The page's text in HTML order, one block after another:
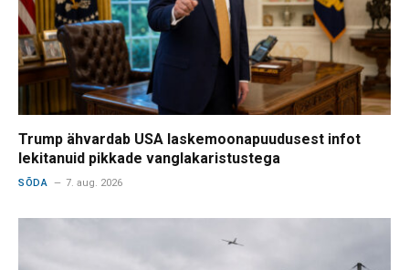
Trump ähvardab USA laskemoonapuudusest infot
lekitanuid pikkade vanglakaristustega
SÕDA 7. aug. 2026